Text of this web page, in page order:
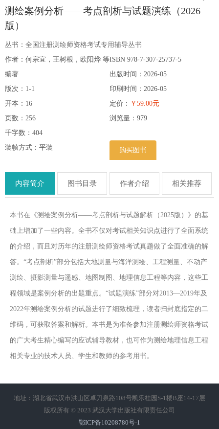
测绘案例分析——考点剖析与试题演练（2026
版）
丛书： 全国注册测绘师资格考试专用辅导丛书
作者：何宗宜，王树根，欧阳烨 等
编著
版次：1-1
开本：16
页数：256
千字数：404
装帧方式：平装
ISBN 978-7-307-25737-5
出版时间：2026-05
印刷时间：2026-05
定价： ￥59.00元
浏览量： 979
购买图书
内容简介 图书目录 作者介绍 相关推荐
本书在《测绘案例分析——考点剖析与试题解析（2025版）》的基
础上增加了一些内容。全书不仅对考试相关知识点进行了全面系统
的介绍，而且对历年的注册测绘师资格考试真题做了全面准确的解
答。“考点剖析”部分包括大地测量与海洋测绘、工程测量、不动产
测绘、摄影测量与遥感、地图制图、地理信息工程等内容，这些工
程领域是案例分析的出题重点。“试题演练”部分对2013—2019年及
2022年测绘案例分析的试题进行了细致梳理，读者扫封底指定的二
维码，可获取答案和解析。本书是为准备参加注册测绘师资格考试
的广大考生精心编写的应试辅导教材，也可作为测绘地理信息工程
相关专业的技术人员、学生和教师的参考用书。
地址：湖北省武汉市洪山区卓刀泉路108号凯乐桂园S-1楼B座14-17层
版权所有 © 2023 武汉大学出版社有限责任公司
鄂ICP备10208780号-1